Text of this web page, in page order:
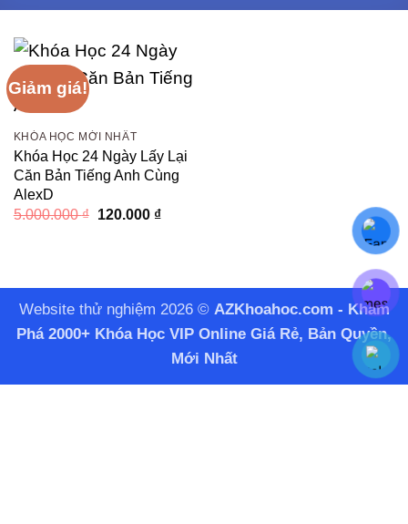
Giảm giá!
KHÓA HỌC MỚI NHẤT
Khóa Học 24 Ngày Lấy Lại
Căn Bản Tiếng Anh Cùng
AlexD
5.000.000₫ Giá
120.000 ₫Giá
Website thử nghiệm 2026 © AZKhoahoc.com - Khám
Phá 2000+ Khóa Học VIP Online Giá Rẻ, Bản Quyền,
Mới Nhất